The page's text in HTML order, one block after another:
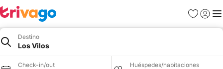
Favoritos
Iniciar
Destino
Los Vilos
Check-in/out Huéspedes/habitaciones